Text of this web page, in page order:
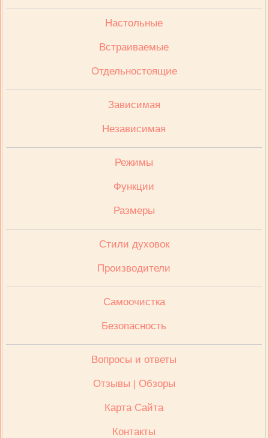
Настольные
Встраиваемые
Отдельностоящие
Зависимая
Независимая
Режимы
Функции
Размеры
Стили духовок
Производители
Cамоочистка
Безопасность
Вопросы и ответы
Отзывы | Обзоры
Карта Сайта
Контакты